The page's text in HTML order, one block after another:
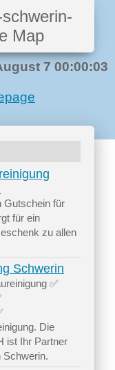
Map
7 00:00:03
Gutschein für
für ein
zu allen
Schwerin
✅
Die
ist Ihr Partner
Schwerin.